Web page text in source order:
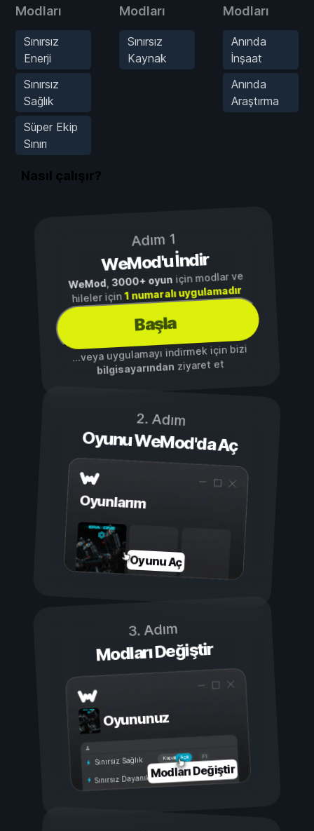
Modları
Sınırsız
Enerji
Sınırsız
Sağlık
Süper Ekip
Sınırı
Modları
Sınırsız
Kaynak
Modları
Anında
İnşaat
Anında
Araştırma
Nasıl çalışır?
Adım 1
WeMod'u İndir
WeMod,3000+ oyuniçin modlar ve
hileler için1 numaralı uygulamadır
Başla
...veya uygulamayı indirmek için bizi
bilgisayarından ziyaret et
2. Adım
Oyunu WeMod'da Aç
Oyunlarım
Oyunu Aç
3. Adım
Modları Değiştir
Oyununuz
Açık
Kapalı
Sınırsız Sağlık
Sınırsız DayanıklılıkModları Değiştir